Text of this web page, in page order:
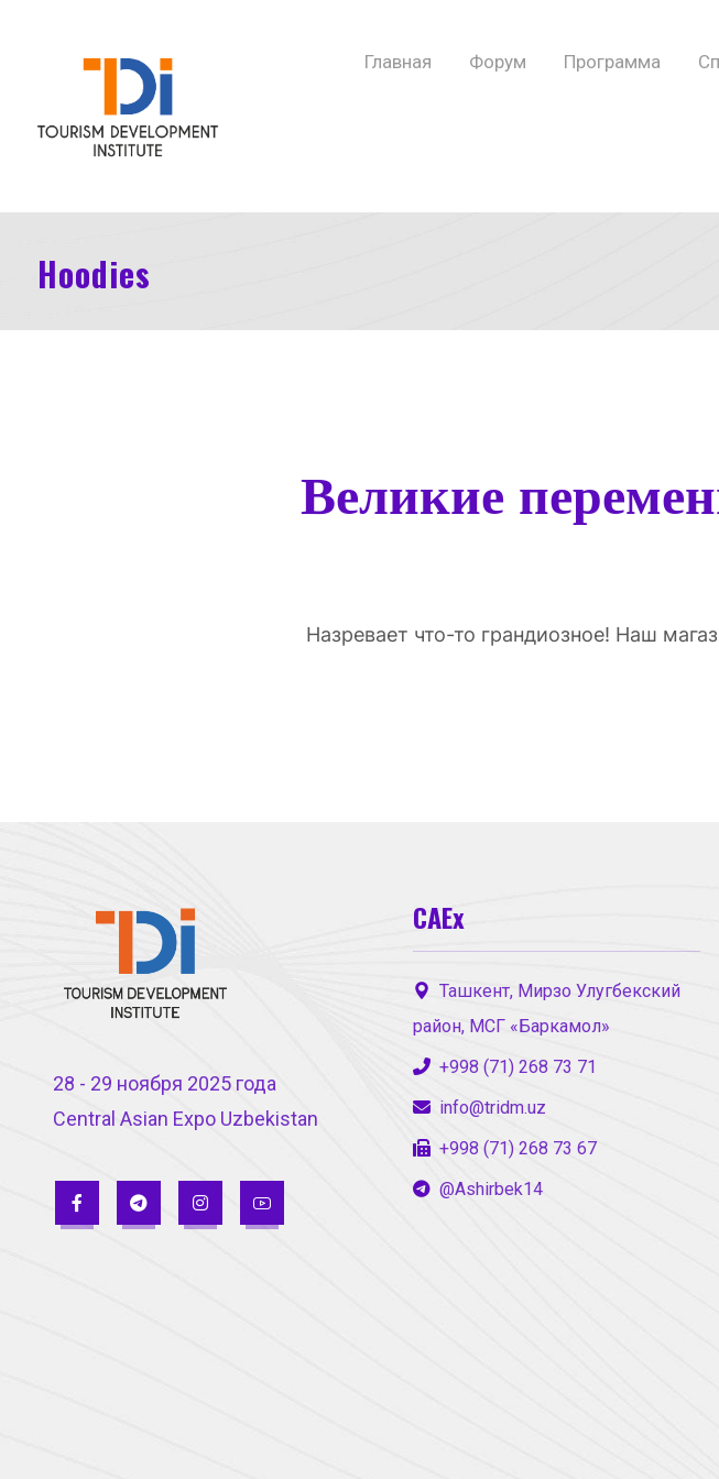
Главная Форум Программа
Hoodies
Великие
Назревает что-то грандиозное! Наш
28 - 29 ноября 2025 года
Central Asian Expo Uzbekistan
CAEx
Ташкент, Мирзо Улугбекский
район, МСГ «Баркамол»
+998 (71) 268 73 71
info@tridm.uz
+998 (71) 268 73 67
@Ashirbek14